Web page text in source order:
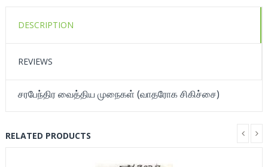
DESCRIPTION
REVIEWS
சரபேந்திர வைத்திய முநைகள் (வாதரோக சிகிச்சை)
RELATED PRODUCTS